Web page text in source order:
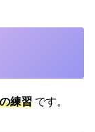
練習 です。